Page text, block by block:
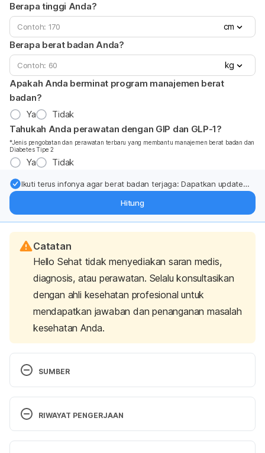
Berapa tinggi Anda?
cm
Berapa berat badan Anda?
kg
Apakah Anda berminat program manajemen berat
badan?
Ya
Tidak
Tahukah Anda perawatan dengan GIP dan GLP-1?
*Jenis pengobatan dan perawatan terbaru yang membantu manajemen berat badan dan
Diabetes Tipe 2
Ya Tidak
Ikuti terus infonya agar berat badan terjaga: Dapatkan update
Hitung
Catatan
Hello Sehat tidak menyediakan saran medis,
diagnosis, atau perawatan. Selalu konsultasikan
dengan ahli kesehatan profesional untuk
mendapatkan jawaban dan penanganan masalah
kesehatan Anda.
SUMBER
Tolfenamic acid – MIMS. (n.d.). Retrieved April 15,
2020, from
https://www.mims.com/malaysia/drug/info/tolfenam
RIWAYAT PENGERJAAN